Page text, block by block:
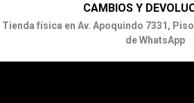
CAMBIOS Y
Tienda física en Av. Apoquindo 7331,
de WhatsApp